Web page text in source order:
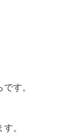
す。
。